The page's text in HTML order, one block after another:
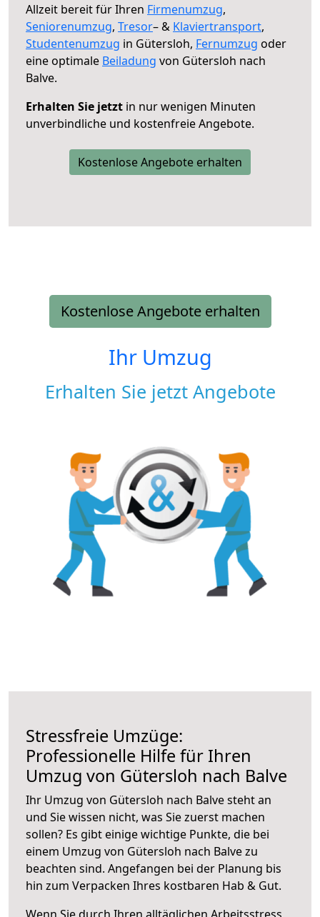
Allzeit bereit für Ihren Firmenumzug,
Seniorenumzug, Tresor– & Klaviertransport,
Studentenumzug in Gütersloh, Fernumzug oder
eine optimale Beiladung von Gütersloh nach
Balve.
Erhalten Sie jetzt in nur wenigen Minuten
unverbindliche und kostenfreie Angebote.
Kostenlose Angebote erhalten
Kostenlose Angebote erhalten
Ihr Umzug
Erhalten Sie jetzt Angebote
Stressfreie Umzüge:
Professionelle Hilfe für Ihren
Umzug von Gütersloh nach Balve
Ihr Umzug von Gütersloh nach Balve steht an
und Sie wissen nicht, was Sie zuerst machen
sollen? Es gibt einige wichtige Punkte, die bei
einem Umzug von Gütersloh nach Balve zu
beachten sind. Angefangen bei der Planung bis
hin zum Verpacken Ihres kostbaren Hab & Gut.